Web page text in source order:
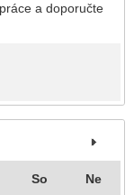
a doporučte
So Ne